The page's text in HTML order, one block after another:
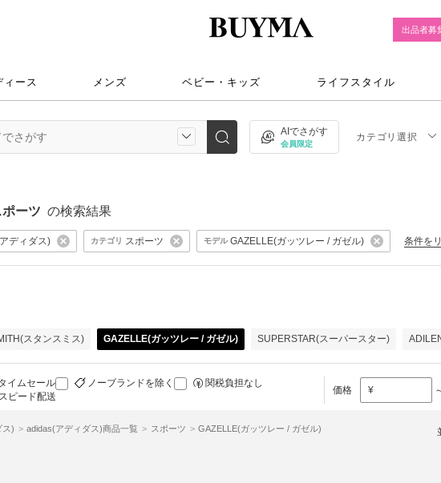
出品者募
ィース メンズ ベビー・キッズ ライフスタイル
AIでさがす
会員限定
カテゴリ選択
ーツ の検索結果
ディダス) カテゴリ スポーツ モデル GAZELLE(ガッツレー / ガゼル) 条件を
スタンスミス) GAZELLE(ガッツレー / ガゼル) SUPERSTAR(スーパースター)
イムセール ノーブランドを除く
関税負担なし
スピード配送
価格 ¥
ス) adidas(アディダス)商品一覧 スポーツ GAZELLE(ガッツレー / ガゼル)